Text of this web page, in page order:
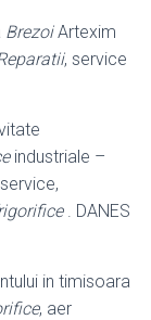
BrezoiArtexim
, service
industriale –
. DANES
in timisoara
, aer